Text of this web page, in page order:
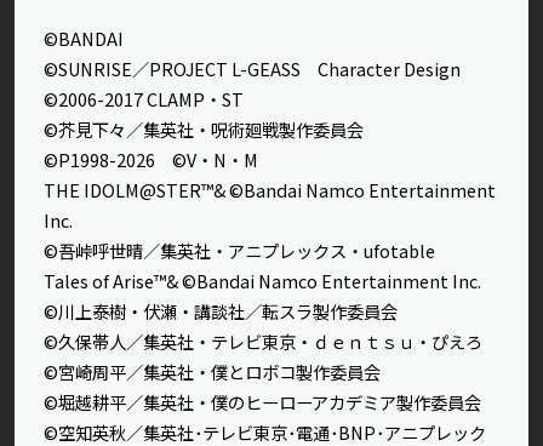
©BANDAI
©SUNRISE／PROJECT L-GEASS Character Design
©2006-2017 CLAMP・ST
©芥見下々／集英社・呪術廻戦製作委員会
©P1998-2026 ©V・N・M
THE IDOLM@STER™& ©Bandai Namco Entertainment
Inc.
©吾峠呼世晴／集英社・アニプレックス・ufotable
Tales of Arise™& ©Bandai Namco Entertainment Inc.
©川上泰樹・伏瀬・講談社／転スラ製作委員会
©久保帯人／集英社・テレビ東京・ｄｅｎｔｓｕ・ぴえろ
©宮崎周平／集英社・僕とロボコ製作委員会
©堀越耕平／集英社・僕のヒーローアカデミア製作委員会
©空知英秋／集英社･テレビ東京･電通･BNP･アニプレック